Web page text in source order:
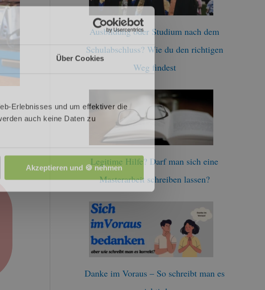
Über Cookies
Erlebnisses und um effektiver die
auch keine Daten zu
Akzeptieren und 🍪 nehmen
Ausbildung oder Studium nach dem
Schulabschluss? Wie du den richtigen
Weg findest
Legitime Hilfe? Darf man sich eine
Masterarbeit schreiben lassen?
Danke im Voraus – So schreibt man es